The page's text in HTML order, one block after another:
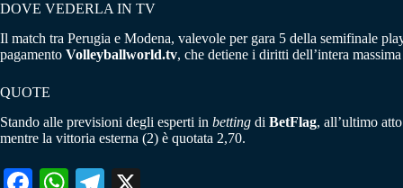
DOVE VEDERLA IN TV
Il match tra Perugia e Modena, valevole per gara 5 della semifinale
pagamento Volleyballworld.tv, che detiene i diritti dell’intera
QUOTE
Stando alle previsioni degli esperti in betting di BetFlag, all’ultimo
mentre la vittoria esterna (2) è quotata 2,70.